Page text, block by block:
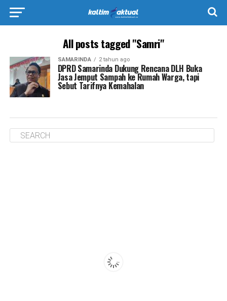
All posts tagged "Samri"
SAMARINDA 2 tahun ago
DPRD Samarinda Dukung Rencana DLH Buka
Jasa Jemput Sampah ke Rumah Warga, tapi
Sebut Tarifnya Kemahalan